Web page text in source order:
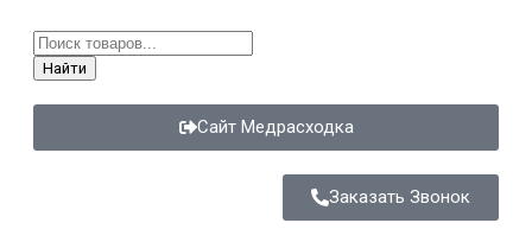
Найти
Сайт Медрасходка
Заказать Звонок